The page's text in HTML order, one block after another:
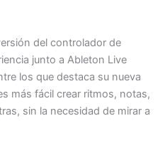
del controlador de
junto a Ableton Live
los que destaca su nueva
más fácil crear ritmos, notas,
sin la necesidad de mirar a